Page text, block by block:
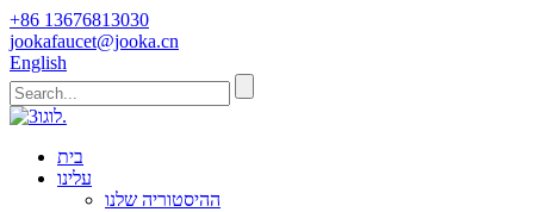
+86 13676813030
jookafaucet@jooka.cn
English
בית
עלינו
ההיסטוריה שלנו